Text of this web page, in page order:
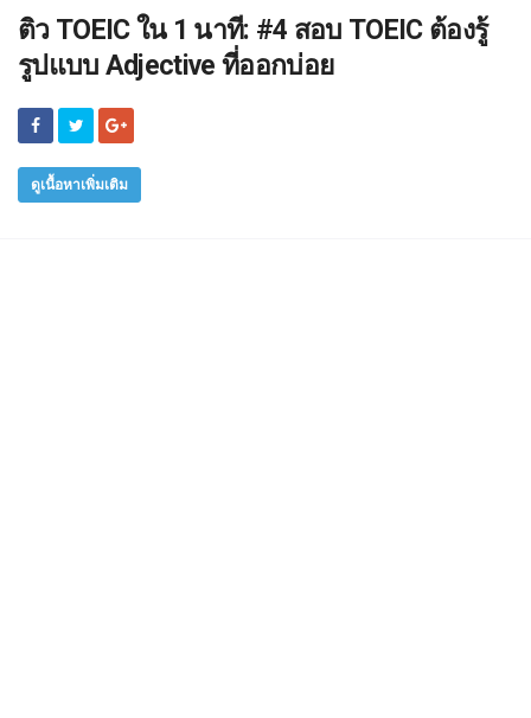
ติว TOEIC ใน 1 นาที: #4 สอบ TOEIC ต้องรู้
รูปแบบ Adjective ที่ออกบ่อย
ดูเนื้อหาเพิ่มเติม